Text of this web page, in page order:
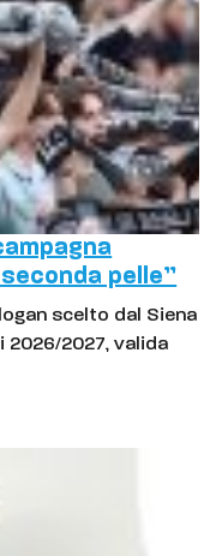
pelle”
scelto dal Siena
2026/2027, valida